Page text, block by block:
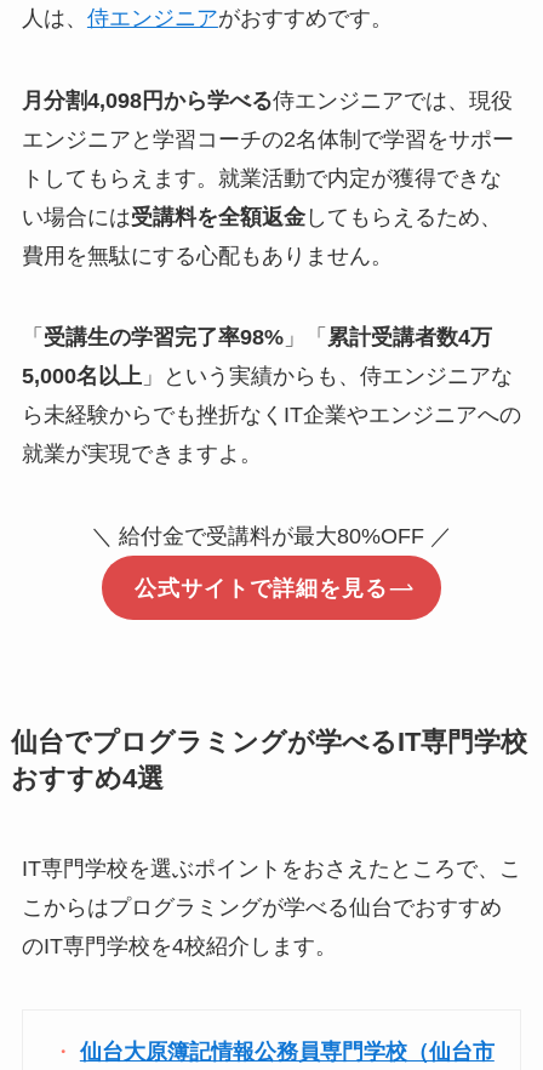
人は、 侍エンジニアがおすすめです。
月分割4,098円から学べる侍エンジニアでは、現役
エンジニアと学習コーチの2名体制で学習をサポー
トしてもらえます。就業活動で内定が獲得できな
い場合には受講料を全額返金してもらえるため、
費用を無駄にする心配もありません。
「 受講生の学習完了率98%」「 累計受講者数4万
5,000名以上」という実績からも、侍エンジニアな
ら未経験からでも挫折なくIT企業やエンジニアへの
就業が実現できますよ。
＼ 給付金で受講料が最大80%OFF ／
公式サイトで詳細を見る
仙台でプログラミングが学べるIT専門学校
おすすめ4選
IT専門学校を選ぶポイントをおさえたところで、こ
こからはプログラミングが学べる仙台でおすすめ
のIT専門学校を4校紹介します。
仙台大原簿記情報公務員専門学校（仙台市